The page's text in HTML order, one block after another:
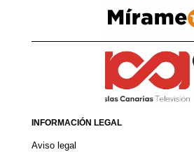
INFORMACIÓN LEGAL
Aviso legal